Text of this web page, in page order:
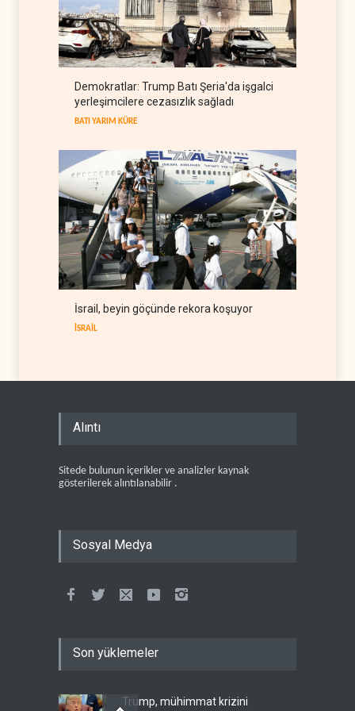
Uluslararası rapor: İsrail'in
Lübnanlı gazeteciyi
öldürmesi savaş suçu
LÜBNAN 06 Ağustos 2026
politikasındaki ertelemeler
ABD seçimlerini riske atıyor
Demokratlar: Trump Batı Şeria'da işgalci
yerleşimcilere cezasızlık sağladı
BATI YARIM KÜRE
İsrail, beyin göçünde rekora koşuyor
İSRAİL
Alıntı
Sitede bulunun içerikler ve analizler kaynak
gösterilerek alıntılanabilir .
Sosyal Medya
Son yüklemeler
Trump, mühimmat krizini